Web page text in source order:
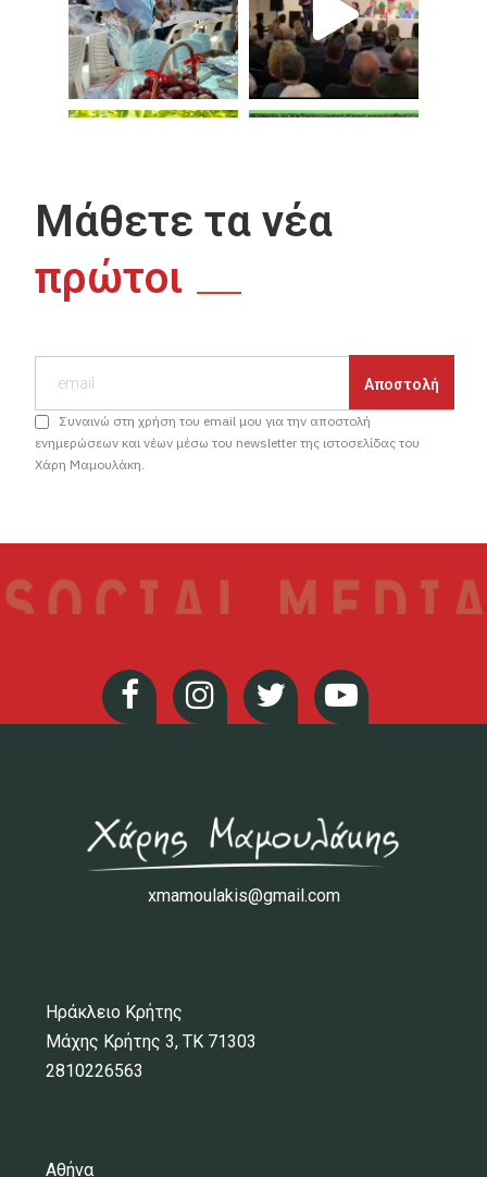
Μάθετε τα νέα
πρώτοι
Συναινώ στη χρήση του email μου για την αποστολή
ενημερώσεων και νέων μέσω του newsletter της ιστοσελίδας του
Χάρη Μαμουλάκη.
xmamoulakis@gmail.com
Ηράκλειο Κρήτης
Μάχης Κρήτης 3, ΤΚ 71303
2810226563
Αθήνα